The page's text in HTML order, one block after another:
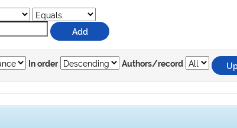
In order Authors/record